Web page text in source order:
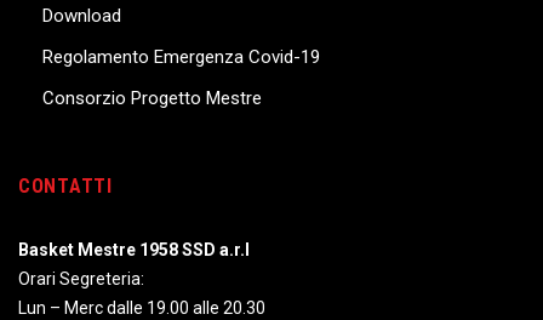
Download
Regolamento Emergenza Covid-19
Consorzio Progetto Mestre
CONTATTI
Basket Mestre 1958 SSD a.r.l
Orari Segreteria:
Lun – Merc dalle 19.00 alle 20.30